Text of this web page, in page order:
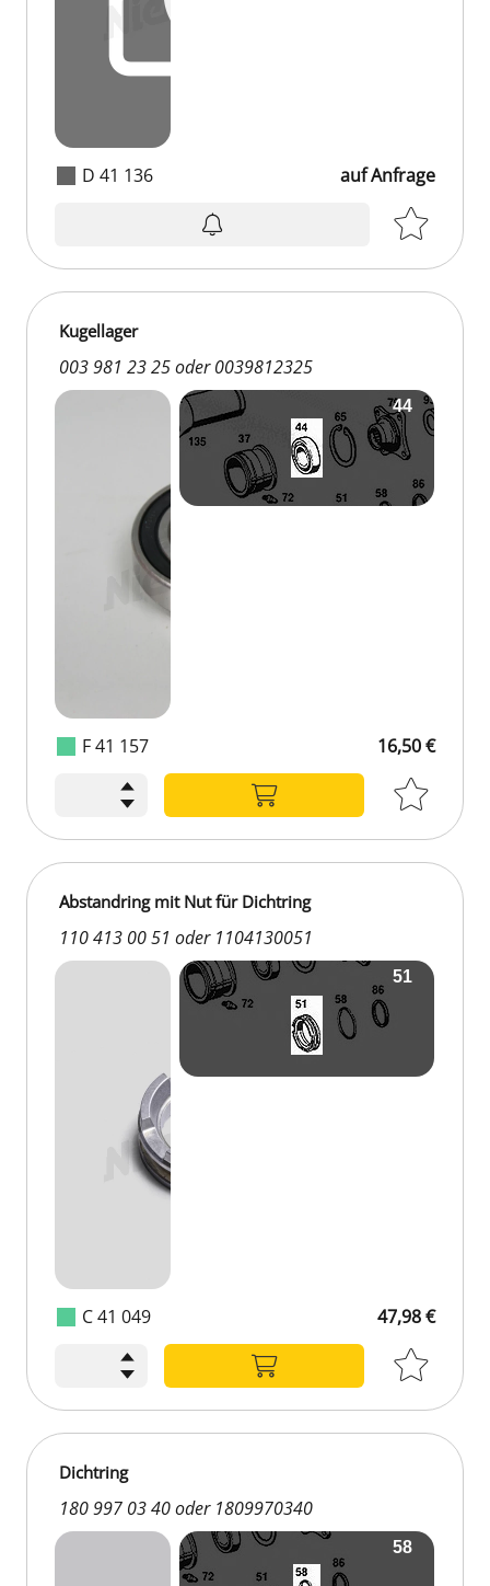
D 41 136 auf Anfrage
F 41 157
Kugellager
003 981 23 25 oder 0039812325
16,50 €
C 41 049
Abstandring mit Nut für Dichtring
110 413 00 51 oder 1104130051
47,98 €
Dichtring
180 997 03 40 oder 1809970340